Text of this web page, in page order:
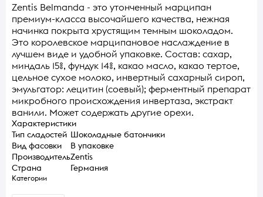
Zentis Belmanda - это утонченный марципан
премиум-класса высочайшего качества, нежная
начинка покрыта хрустящим темным шоколадом.
Это королевское марципановое наслаждение в
лучшем виде и удобной упаковке. Состав: сахар,
миндаль 15%, фундук 14%, какао масло, какао тертое,
цельное сухое молоко, инвертный сахарный сироп,
эмульгатор: лецитин (соевый); ферментный препарат
микробного происхождения инвертаза, экстракт
ванили. Может содержать другие орехи.
Характеристики
Тип сладостей Шоколадные батончики
Вид фасовки
В упаковке
ПроизводительZentis
Страна
Германия
Категории